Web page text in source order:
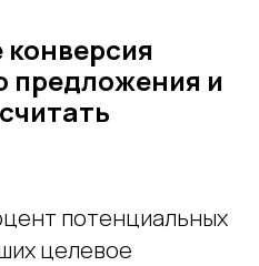
конверсия
предложения и
потенциальных
целевое